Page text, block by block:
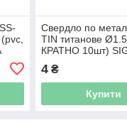
Свердло по
TIN титанове
КРАТНО 10шт)
4₴
Купити